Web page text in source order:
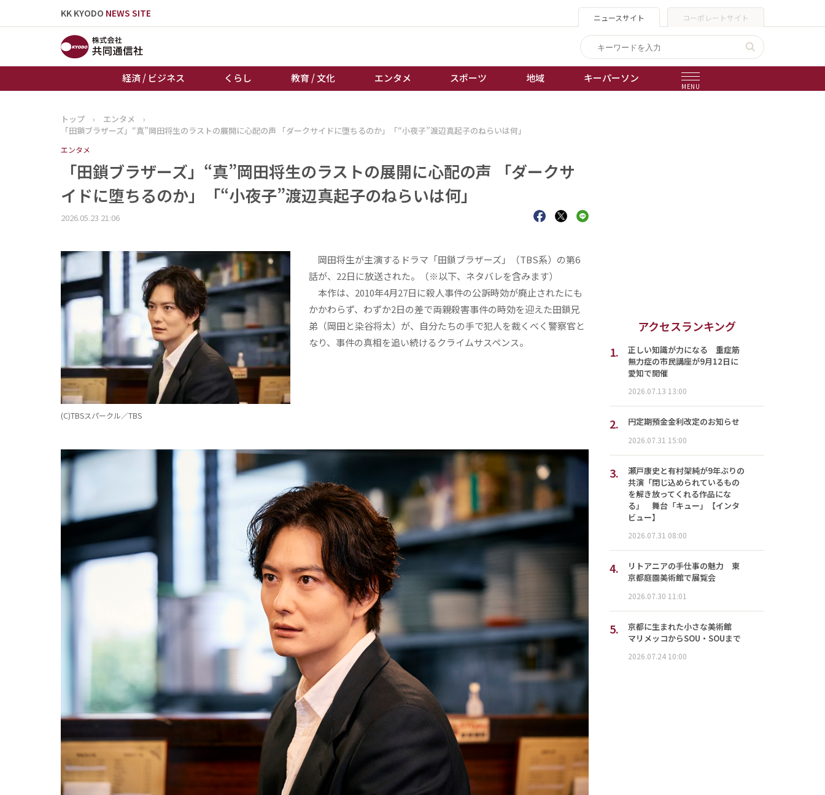
KK KYODO NEWS SITE ニュースサイト コーポレートサイト
経済 / ビジネス くらし 教育 / 文化 エンタメ スポーツ 地域 キーパーソン
MENU
トップページ
エンタメ
スポーツ
競輪
ボートレース
トップ › エンタメ
›
「田鎖ブラザーズ」“真”岡田将生のラストの展開に心配の声 「ダークサイドに堕ちるのか」「“小夜子”渡辺真起子のねらいは何」
エンタメ
「田鎖ブラザーズ」“真”岡田将生のラストの展開に心配の声 「ダークサ
イドに堕ちるのか」「“小夜子”渡辺真起子のねらいは何」
2026.05.23 21:06
(C)TBSスパークル／TBS
岡田将生が主演するドラマ「田鎖ブラザーズ」（TBS系）の第6
話が、22日に放送された。（※以下、ネタバレを含みます）
本作は、2010年4月27日に殺人事件の公訴時効が廃止されたにも
かかわらず、わずか2日の差で両親殺害事件の時効を迎えた田鎖兄
弟（岡田と染谷将太）が、自分たちの手で犯人を裁くべく警察官と
なり、事件の真相を追い続けるクライムサスペンス。
アクセスランキング
1.
正しい知識が力になる 重症筋
無力症の市民講座が9月12日に
愛知で開催
2026.07.13 13:00
2. 円定期預金金利改定のお知らせ
2026.07.31 15:00
3.
瀬戸康史と有村架純が9年ぶりの
共演「閉じ込められているもの
を解き放ってくれる作品にな
る」 舞台「キュー」【インタ
ビュー】
2026.07.31 08:00
4.
リトアニアの手仕事の魅力 東
京都庭園美術館で展覧会
2026.07.30 11:01
5.
京都に生まれた小さな美術館
マリメッコからSOU・SOUまで
2026.07.24 10:00